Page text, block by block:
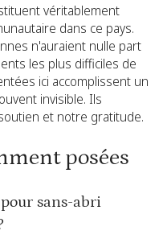
véritablement
dans ce pays.
n'auraient nulle part
les plus difficiles de
ici accomplissent un
invisible. Ils
et notre gratitude.
posées
sans-abri